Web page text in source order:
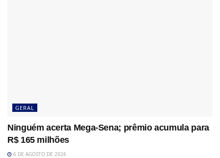
GERAL
Ninguém acerta Mega-Sena; prêmio acumula para
R$ 165 milhões
6 DE AGOSTO DE 2026